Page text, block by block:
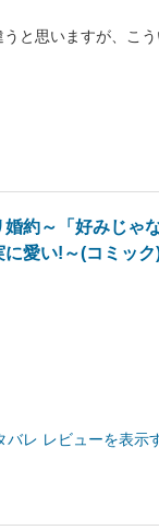
と思いますが、こ
約～「好みじゃ
愛い!～(コミック
バレ レビューを表示